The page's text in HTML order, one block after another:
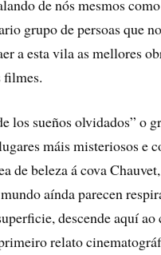
de nós mesmos
grupo de persoas que
a esta vila as mellores
filmes.
los sueños olvidados” o
máis misteriosos e
de beleza á cova
aínda parecen
descende aquí
relato